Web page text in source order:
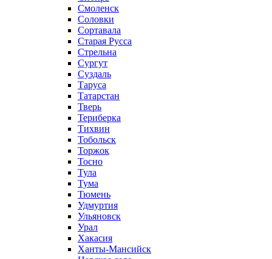
Смоленск
Соловки
Сортавала
Старая Русса
Стрельна
Сургут
Суздаль
Таруса
Татарстан
Тверь
Териберка
Тихвин
Тобольск
Торжок
Тосно
Тула
Тума
Тюмень
Удмуртия
Ульяновск
Урал
Хакасия
Ханты-Мансийск